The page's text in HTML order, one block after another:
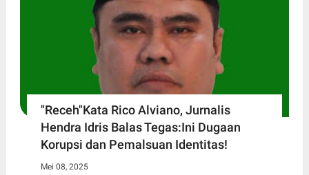
"Receh"Kata Rico Alviano, Jurnalis
Hendra Idris Balas Tegas:Ini Dugaan
Korupsi dan Pemalsuan Identitas!
Mei 08, 2025